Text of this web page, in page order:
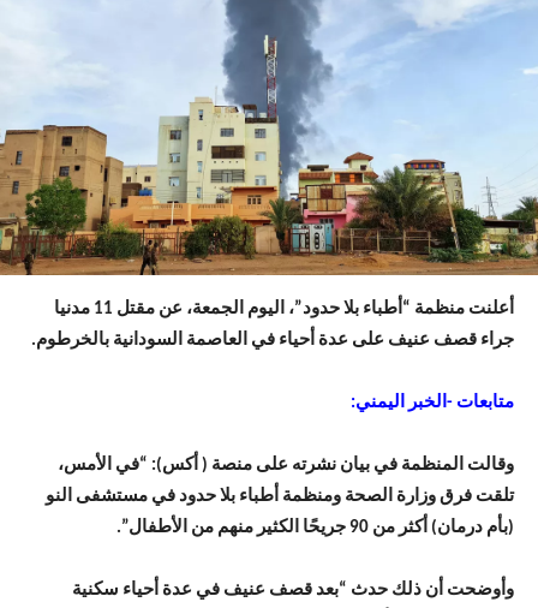
أعلنت منظمة “أطباء بلا حدود”، اليوم الجمعة، عن مقتل 11 مدنيا
جراء قصف عنيف على عدة أحياء في العاصمة السودانية بالخرطوم.
متابعات -الخبر اليمني:
وقالت المنظمة في بيان نشرته على منصة ( أكس): “في الأمس،
تلقت فرق وزارة الصحة ومنظمة أطباء بلا حدود في مستشفى النو
(بأم درمان) أكثر من 90 جريحًا الكثير منهم من الأطفال”.
وأوضحت أن ذلك حدث “بعد قصف عنيف في عدة أحياء سكنية